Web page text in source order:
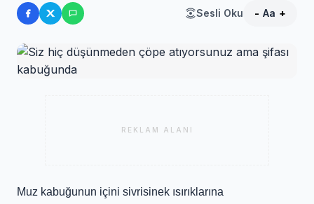
Sesli Oku - Aa +
REKLAM ALANI
Muz kabuğunun içini sivrisinek ısırıklarına